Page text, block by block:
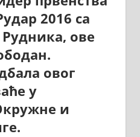
2016 са
ове
овог
у
и